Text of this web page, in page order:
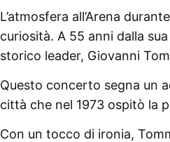
L’atmosfera all’Arena
curiosità. A 55 anni dalla
storico leader, Giovanni
Questo concerto segna un
città che nel 1973 ospitò la
Con un tocco di ironia,